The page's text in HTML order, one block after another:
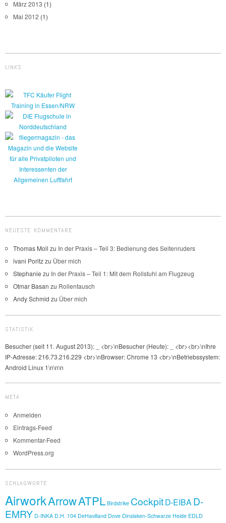
März 2013 (1)
Mai 2012 (1)
LINKS
NEUESTE KOMMENTARE
Thomas Moll zu In der Praxis – Teil 3: Bedienung des Seitenruders
ivani Poritzzu Über mich
Stephanie zu In der Praxis – Teil 1: Mit dem Rollstuhl am Flugzeug
Otmar Basan zu Rollentausch
Andy Schmid zu Über mich
STATISTIK
Besucher (seit 11. August 2013): <br>\nBesucher (Heute):
<br><br>\nIhre
IP-Adresse: 216.73.216.229 <br>\nBrowser: Chrome 13 <br>\nBetriebssystem:
Android Linux 1\n\n\n
META
Anmelden
Eintrags-Feed
Kommentar-Feed
WordPress.org
SCHLAGWORTE
AirworkArrowATPL Birdstrike CockpitD-EIBA D-
EMRY D-INKA D.H. 104 DeHavilland Dove Dinslaken-Schwarze Heide EDLD